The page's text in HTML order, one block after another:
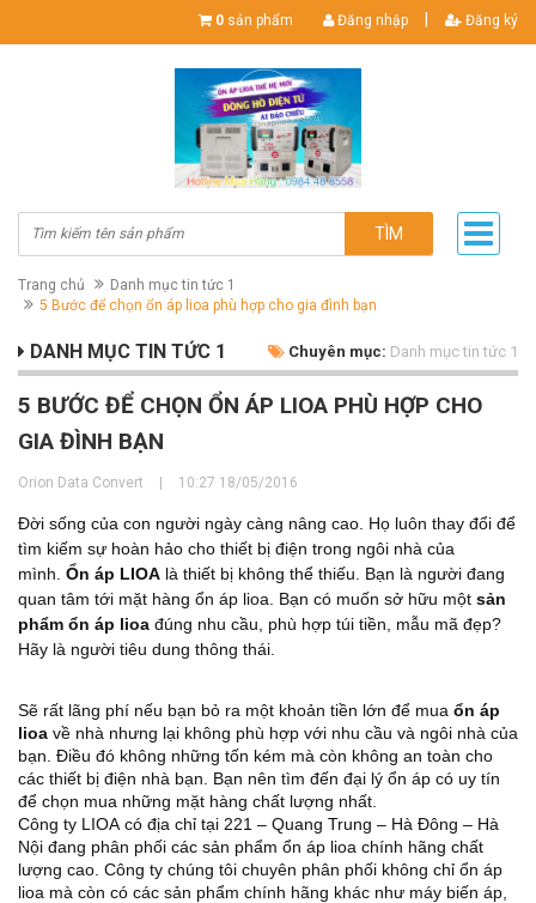
0 sản phẩm Đăng nhập Đăng ký
TÌM
Trang chủ
Danh mục tin tức 1
5 Bước để chọn ổn áp lioa phù hợp cho gia đình bạn
DANH MỤC TIN TỨC 1 Chuyên mục: Danh mục tin tức 1
5 BƯỚC ĐỂ CHỌN ỔN ÁP LIOA PHÙ HỢP CHO
GIA ĐÌNH BẠN
Orion Data Convert 10:27 18/05/2016
Đời sống của con người ngày càng nâng cao. Họ luôn thay đổi để
tìm kiếm sự hoàn hảo cho thiết bị điện trong ngôi nhà của
mình. Ổn áp LIOA là thiết bị không thể thiếu. Bạn là người đang
quan tâm tới mặt hàng ổn áp lioa. Bạn có muốn sở hữu một sản
phẩm ổn áp lioa đúng nhu cầu, phù hợp túi tiền, mẫu mã đẹp?
Hãy là người tiêu dung thông thái.
Sẽ rất lãng phí nếu bạn bỏ ra một khoản tiền lớn để mua ổn áp
lioa về nhà nhưng lại không phù hợp với nhu cầu và ngôi nhà của
bạn. Điều đó không những tốn kém mà còn không an toàn cho
các thiết bị điện nhà bạn. Bạn nên tìm đến đại lý ổn áp có uy tín
để chọn mua những mặt hàng chất lượng nhất.
Công ty LIOA có địa chỉ tại 221 – Quang Trung – Hà Đông – Hà
Nội đang phân phối các sản phẩm ổn áp lioa chính hãng chất
lượng cao. Công ty chúng tôi chuyên phân phối không chỉ ổn áp
lioa mà còn có các sản phẩm chính hãng khác như máy biến áp,